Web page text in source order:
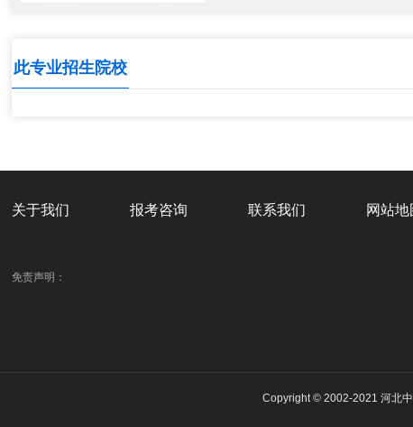
此专业招生院校
关于我们 报考咨询 联系我们 网站地
免责声明：
Copyright © 2002-2021 河北